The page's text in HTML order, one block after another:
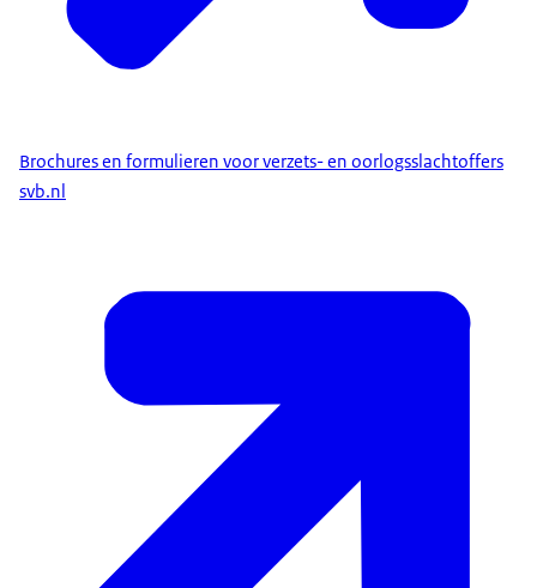
Brochures en formulieren voor verzets- en oorlogsslachtoffers
svb.nl